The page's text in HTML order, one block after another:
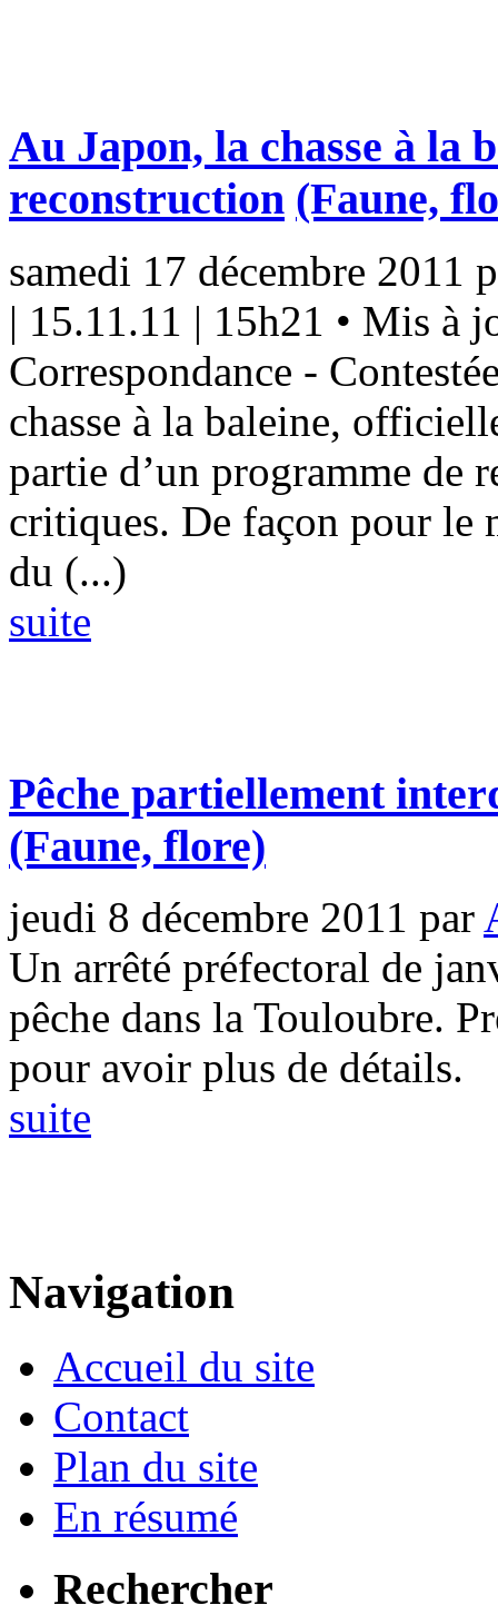
Au Japon, la chasse à la
reconstruction (Faune,
samedi 17 décembre 2011
| 15.11.11 | 15h21 • Mis à
Correspondance -
chasse à la baleine,
partie d’un programme de
critiques. De façon pour le
du (...)
suite
Pêche partiellement
(Faune, flore)
jeudi 8 décembre 2011 par
Un arrêté préfectoral de
pêche dans la Touloubre.
pour avoir plus de détails.
suite
Navigation
Accueil du site
Contact
Plan du site
En résumé
Rechercher